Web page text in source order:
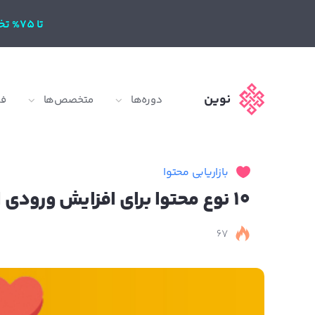
تا 75% تخفیف
نوین دوره‌ها متخصص‌ها
بازاریابی محتوا
10 نوع محتوا برای افزایش ورودی از گوگل
67